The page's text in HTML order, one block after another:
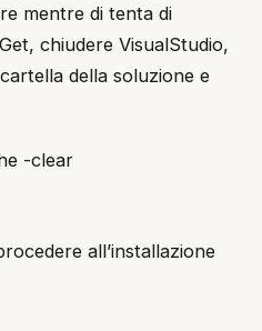
mentre di tenta di
chiudere VisualStudio,
della soluzione e
-clear
all’installazione